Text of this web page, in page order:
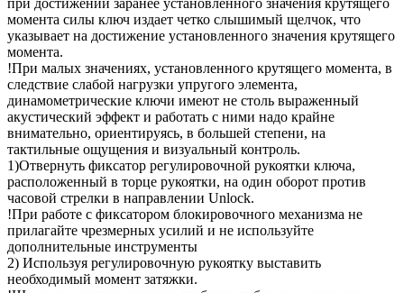
момента силы ключ издает четко слышимый щелчок, что
указывает на достижение установленного значения крутящего
момента.
!При малых значениях, установленного крутящего момента, в
следствие слабой нагрузки упругого элемента,
динамометрические ключи имеют не столь выраженный
акустический эффект и работать с ними надо крайне
внимательно, ориентируясь, в большей степени, на
тактильные ощущения и визуальный контроль.
1)Отвернуть фиксатор регулировочной рукоятки ключа,
расположенный в торце рукоятки, на один оборот против
часовой стрелки в направлении Unlock.
!При работе с фиксатором блокировочного механизма не
прилагайте чрезмерных усилий и не используйте
дополнительные инструменты
2) Используя регулировочную рукоятку выставить
необходимый момент затяжки.